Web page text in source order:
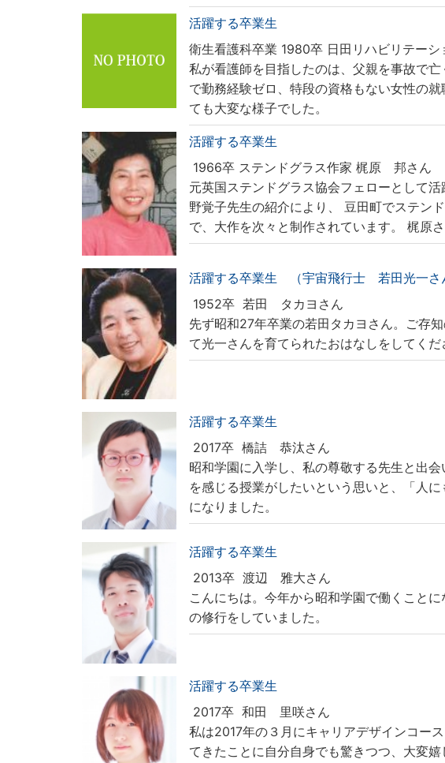
活躍する卒業生
衛生看護科卒業 1980卒 日田リハビリテー
私が看護師を目指したのは、父親を事故で
で勤務経験ゼロ、特段の資格もない女性の
ても大変な様子でした。
活躍する卒業生
1966卒 ステンドグラス作家 梶原 邦さん
元英国ステンドグラス協会フェローとして
野覚子先生の紹介により、 豆田町でステン
で、大作を次々と制作されています。 梶原
活躍する卒業生 （宇宙飛行士 若田光一さ
1952卒 若田 タカヨさん
先ず昭和27年卒業の若田タカヨさん。ご存
て光一さんを育てられたおはなしをしてくだ
活躍する卒業生
2017卒 橋詰 恭汰さん
昭和学園に入学し、私の尊敬する先生と出
を感じる授業がしたいという思いと、「人
になりました。
活躍する卒業生
2013卒 渡辺 雅大さん
こんにちは。今年から昭和学園で働くこと
の修行をしていました。
活躍する卒業生
2017卒 和田 里咲さん
私は2017年の３月にキャリアデザインコー
てきたことに自分自身でも驚きつつ、大変嬉